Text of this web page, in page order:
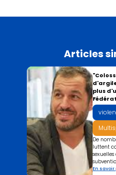
Articles
plus
De
luttent
En savoir